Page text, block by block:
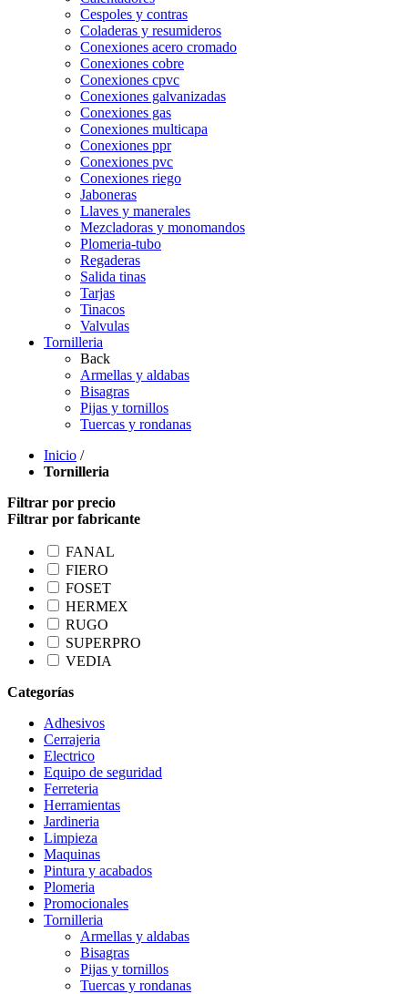
Cespoles y contras
Coladeras y resumideros
Conexiones acero cromado
Conexiones cobre
Conexiones cpvc
Conexiones galvanizadas
Conexiones gas
Conexiones multicapa
Conexiones ppr
Conexiones pvc
Conexiones riego
Jaboneras
Llaves y manerales
Mezcladoras y monomandos
Plomeria-tubo
Regaderas
Salida tinas
Tarjas
Tinacos
Valvulas
Tornilleria
Back
Armellas y aldabas
Bisagras
Pijas y tornillos
Tuercas y rondanas
Inicio /
Tornilleria
Filtrar por precio
Filtrar por fabricante
FANAL
FIERO
FOSET
HERMEX
RUGO
SUPERPRO
VEDIA
Categorías
Adhesivos
Cerrajeria
Electrico
Equipo de seguridad
Ferreteria
Herramientas
Jardineria
Limpieza
Maquinas
Pintura y acabados
Plomeria
Promocionales
Tornilleria
Armellas y aldabas
Bisagras
Pijas y tornillos
Tuercas y rondanas